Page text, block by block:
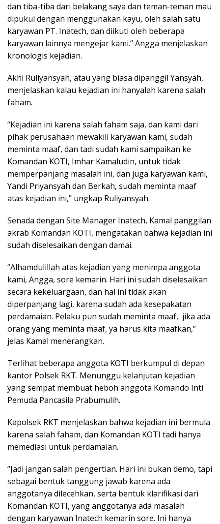
dan tiba-tiba dari belakang saya dan teman-teman mau
dipukul dengan menggunakan kayu, oleh salah satu
karyawan PT. Inatech, dan diikuti oleh beberapa
karyawan lainnya mengejar kami.” Angga menjelaskan
kronologis kejadian.
Akhi Ruliyansyah, atau yang biasa dipanggil Yansyah,
menjelaskan kalau kejadian ini hanyalah karena salah
faham.
“Kejadian ini karena salah faham saja, dan kami dari
pihak perusahaan mewakili karyawan kami, sudah
meminta maaf, dan tadi sudah kami sampaikan ke
Komandan KOTI, Imhar Kamaludin, untuk tidak
memperpanjang masalah ini, dan juga karyawan kami,
Yandi Priyansyah dan Berkah, sudah meminta maaf
atas kejadian ini,” ungkap Ruliyansyah.
Senada dengan Site Manager Inatech, Kamal panggilan
akrab Komandan KOTI, mengatakan bahwa kejadian ini
sudah diselesaikan dengan damai.
“Alhamdulillah atas kejadian yang menimpa anggota
kami, Angga, sore kemarin. Hari ini sudah diselesaikan
secara kekeluargaan, dan hal ini tidak akan
diperpanjang lagi, karena sudah ada kesepakatan
perdamaian. Pelaku pun sudah meminta maaf, jika ada
orang yang meminta maaf, ya harus kita maafkan,”
jelas Kamal menerangkan.
Terlihat beberapa anggota KOTI berkumpul di depan
kantor Polsek RKT. Menunggu kelanjutan kejadian
yang sempat membuat heboh anggota Komando Inti
Pemuda Pancasila Prabumulih.
Kapolsek RKT menjelaskan bahwa kejadian ini bermula
karena salah faham, dan Komandan KOTI tadi hanya
memediasi untuk perdamaian.
“Jadi jangan salah pengertian. Hari ini bukan demo, tapi
sebagai bentuk tanggung jawab karena ada
anggotanya dilecehkan, serta bentuk klarifikasi dari
Komandan KOTI, yang anggotanya ada masalah
dengan karyawan Inatech kemarin sore. Ini hanya